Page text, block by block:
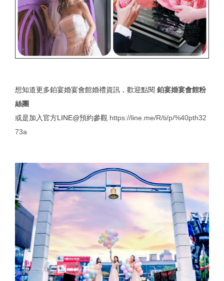
想知道更多鉑宴婚宴會館婚禮資訊，歡迎點閱 鉑宴婚宴會館粉
絲團
或是加入官方LINE@預約參觀 https://line.me/R/ti/p/%40pth32
73a